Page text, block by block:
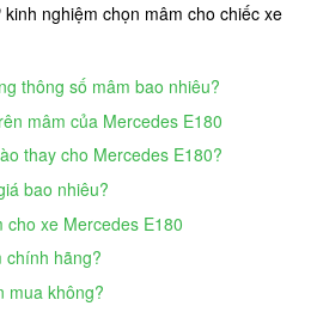
nghiệm chọn mâm cho chiếc xe
thông số mâm bao nhiêu?
mâm của Mercedes E180
thay cho Mercedes E180?
bao nhiêu?
cho xe Mercedes E180
chính hãng?
mua không?